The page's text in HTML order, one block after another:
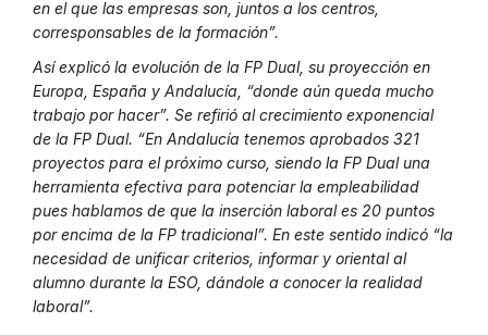
en el que las empresas son, juntos a los centros,
corresponsables de la formación”.
Así explicó la evolución de la FP Dual, su proyección en
Europa, España y Andalucía, “donde aún queda mucho
trabajo por hacer”. Se refirió al crecimiento exponencial
de la FP Dual. “En Andalucía tenemos aprobados 321
proyectos para el próximo curso, siendo la FP Dual una
herramienta efectiva para potenciar la empleabilidad
pues hablamos de que la inserción laboral es 20 puntos
por encima de la FP tradicional”. En este sentido indicó “la
necesidad de unificar criterios, informar y oriental al
alumno durante la ESO, dándole a conocer la realidad
laboral”.